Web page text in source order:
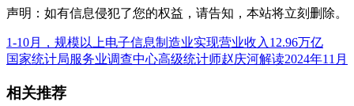
声明：如有信息侵犯了您的权益，请告知，本站将立刻删除。
1-10月，规模以上电子信息制造业实现营业收入12.96万亿
国家统计局服务业调查中心高级统计师赵庆河解读2024年11月
相关推荐